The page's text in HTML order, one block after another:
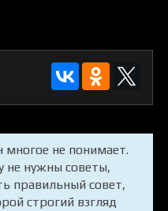
многое не понимает.
не нужны советы,
правильный совет,
строгий взгляд